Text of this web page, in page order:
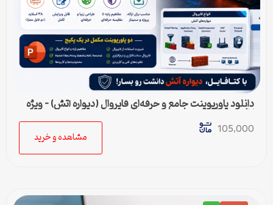
دانلود پاورپوینت جامع و حرفه‌ای فایروال (دیواره آتش) – ویژه
ارائه و پروژه
105,000
مشاهده و خرید